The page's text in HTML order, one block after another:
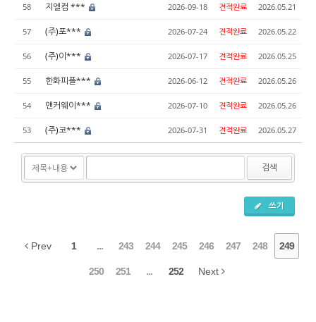
58 지엘컴 *** 2026-09-18 견적완료 2026.05.21
57 (주)포*** 2026-07-24 견적완료 2026.05.22
56 (주)이*** 2026-07-17 견적완료 2026.05.25
55 한화피플*** 2026-06-12 견적완료 2026.05.26
54 앤커웨이*** 2026-07-10 견적완료 2026.05.26
53 (주)코*** 2026-07-31 견적완료 2026.05.27
검색
쓰기
Prev 1 ... 243 244 245 246 247 248 249
250 251 ... 252 Next